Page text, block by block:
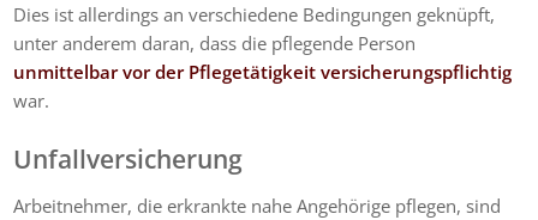
Dies ist allerdings an verschiedene Bedingungen geknüpft,
unter anderem daran, dass die pflegende Person
unmittelbar vor der Pflegetätigkeit versicherungspflichtig
war.
Unfallversicherung
Arbeitnehmer, die erkrankte nahe Angehörige pflegen, sind